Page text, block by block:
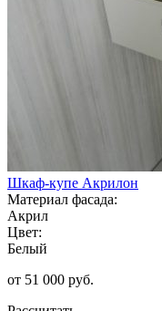
Шкаф-купе Акрилон
Материал фасада:
Акрил
Цвет:
Белый
от 51 000 руб.